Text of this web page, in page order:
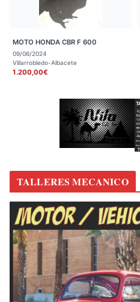
MOTO HONDA CBR F 600
09/06/2024
Villarrobledo-Albacete
1.200,00€
TALLERES MECANICO